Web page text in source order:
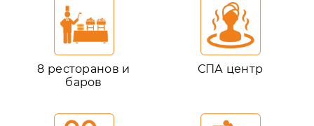
8 ресторанов и
баров
СПА центр